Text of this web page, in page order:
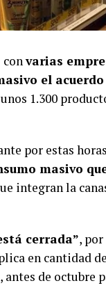
convarias
el
1.300
por estas horas
masivo
integran la
cerrada”,
en cantidad
, antes de octubre